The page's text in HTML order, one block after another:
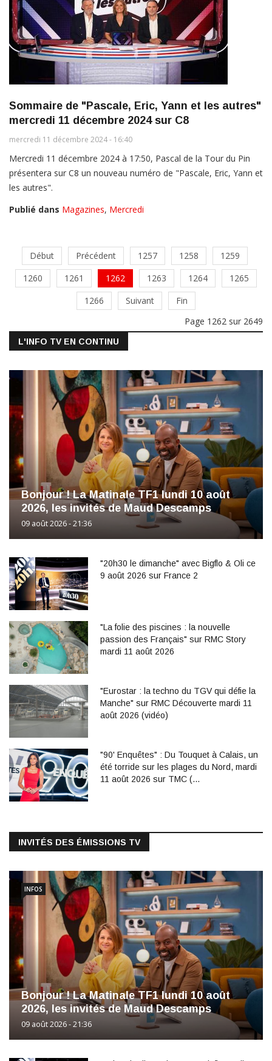
Sommaire de "Pascale, Eric, Yann et les autres"
mercredi 11 décembre 2024 sur C8
mercredi 11 décembre 2024 - 16:40
Mercredi 11 décembre 2024 à 17:50, Pascal de la Tour du Pin
présentera sur C8 un nouveau numéro de "Pascale, Eric, Yann et
les autres".
Publié dans Magazines, Mercredi
Début Précédent 1257 1258
1259
1260
1261 1262 1263 1264
1265
1266
Suivant
Fin
Page 1262 sur 2649
L'INFO TV EN CONTINU
Bonjour ! La Matinale TF1 lundi 10 août
2026, les invités de Maud Descamps
09 août 2026 - 21:36
"20h30 le dimanche" avec Bigflo & Oli ce
9 août 2026 sur France 2
"La folie des piscines : la nouvelle
passion des Français" sur RMC Story
mardi 11 août 2026
"Eurostar : la techno du TGV qui défie la
Manche" sur RMC Découverte mardi 11
août 2026 (vidéo)
"90' Enquêtes" : Du Touquet à Calais, un
été torride sur les plages du Nord, mardi
11 août 2026 sur TMC (…
INVITÉS DES ÉMISSIONS TV
Bonjour ! La Matinale TF1 lundi 10 août
2026, les invités de Maud Descamps
09 août 2026 - 21:36
INFOS